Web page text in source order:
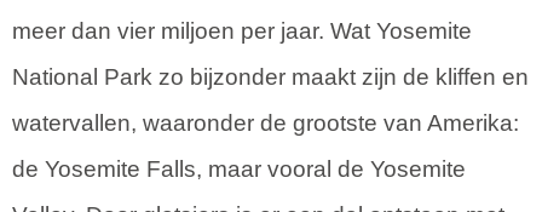
meer dan vier miljoen per jaar. Wat Yosemite
National Park zo bijzonder maakt zijn de kliffen en
watervallen, waaronder de grootste van Amerika:
de Yosemite Falls, maar vooral de Yosemite